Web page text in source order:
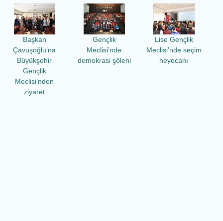
Başkan
Çavuşoğlu’na
Büyükşehir
Gençlik
Meclisi’nden
ziyaret
Gençlik
Meclisi’nde
demokrasi şöleni
Lise Gençlik
Meclisi’nde seçim
heyecanı